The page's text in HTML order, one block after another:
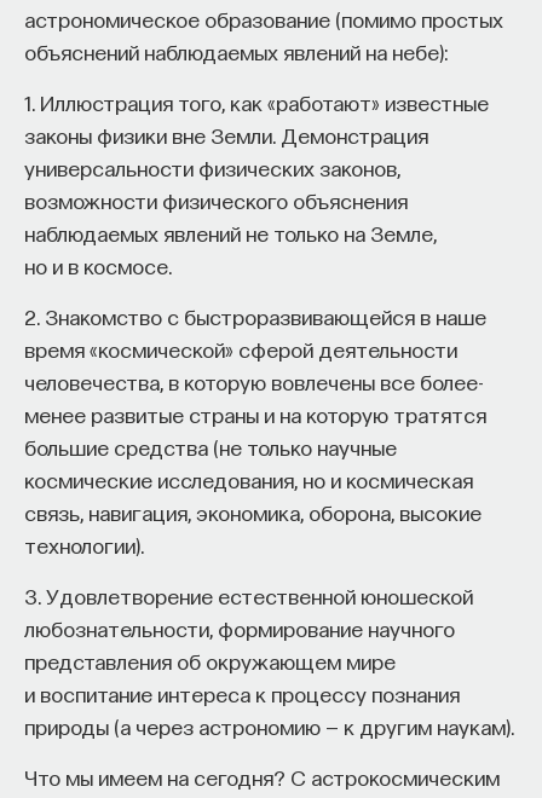
астрономическое образование (помимо простых
объяснений наблюдаемых явлений на небе):
1. Иллюстрация того, как «работают» известные
законы физики вне Земли. Демонстрация
универсальности физических законов,
возможности физического объяснения
наблюдаемых явлений не только на Земле,
но и в космосе.
2. Знакомство с быстроразвивающейся в наше
время «космической» сферой деятельности
человечества, в которую вовлечены все более-
менее развитые страны и на которую тратятся
большие средства (не только научные
космические исследования, но и космическая
связь, навигация, экономика, оборона, высокие
технологии).
3. Удовлетворение естественной юношеской
любознательности, формирование научного
представления об окружающем мире
и воспитание интереса к процессу познания
природы (а через астрономию — к другим наукам).
Что мы имеем на сегодня? С астрокосмическим